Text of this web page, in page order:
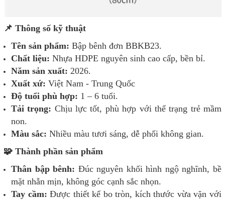
📌 Thông số kỹ thuật
Tên sản phẩm: Bập bênh đơn BBKB23.
Chất liệu: Nhựa HDPE nguyên sinh cao cấp, bền bỉ.
Năm sản xuất: 2026.
Xuất xứ: Việt Nam - Trung Quốc
Độ tuổi phù hợp: 1 – 6 tuổi.
Tải trọng: Chịu lực tốt, phù hợp với thể trạng trẻ mầm
non.
Màu sắc: Nhiều màu tươi sáng, dễ phối không gian.
🧩 Thành phần sản phẩm
Thân bập bênh: Đúc nguyên khối hình ngộ nghĩnh, bề
mặt nhẵn mịn, không góc cạnh sắc nhọn.
Tay cầm: Được thiết kế bo tròn, kích thước vừa vặn với